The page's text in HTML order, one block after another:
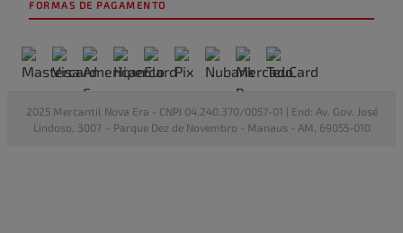
FORMAS DE PAGAMENTO
2025 Mercantil Nova Era - CNPJ 04.240.370/0057-01 | End: Av. Gov. José
Lindoso, 3007 – Parque Dez de Novembro - Manaus - AM, 69055-010